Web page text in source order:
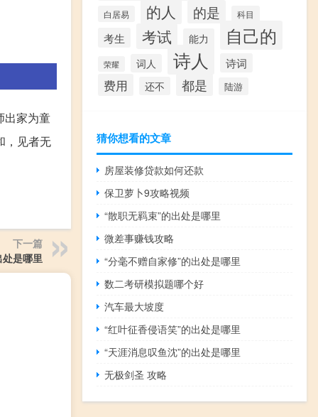
出家为童
，见者无
下一篇
处是哪里
白居易 的人 的是 科目
考生 考试 能力 自己的
荣耀 词人 诗人 诗词
费用 还不 都是 陆游
猜你想看的文章
房屋装修贷款如何还款
保卫萝卜9攻略视频
“散职无羁束”的出处是哪里
微差事赚钱攻略
“分毫不赠自家修”的出处是哪里
数二考研模拟题哪个好
汽车最大坡度
“红叶征香侵语笑”的出处是哪里
“天涯消息叹鱼沈”的出处是哪里
无极剑圣 攻略